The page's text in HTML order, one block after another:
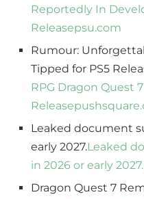
Reportedly In
Releasepsu.com
Rumour:
Tipped for PS5
RPG Dragon Quest
Release
Leaked document
early 2027.Leaked
in 2026 or early 2027.
Dragon Quest 7